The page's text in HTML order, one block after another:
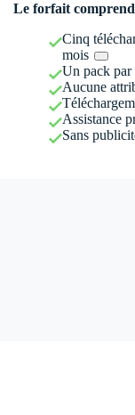
Le forfait
Cinq
mois
Un pack par
Aucune
Assistance
Sans